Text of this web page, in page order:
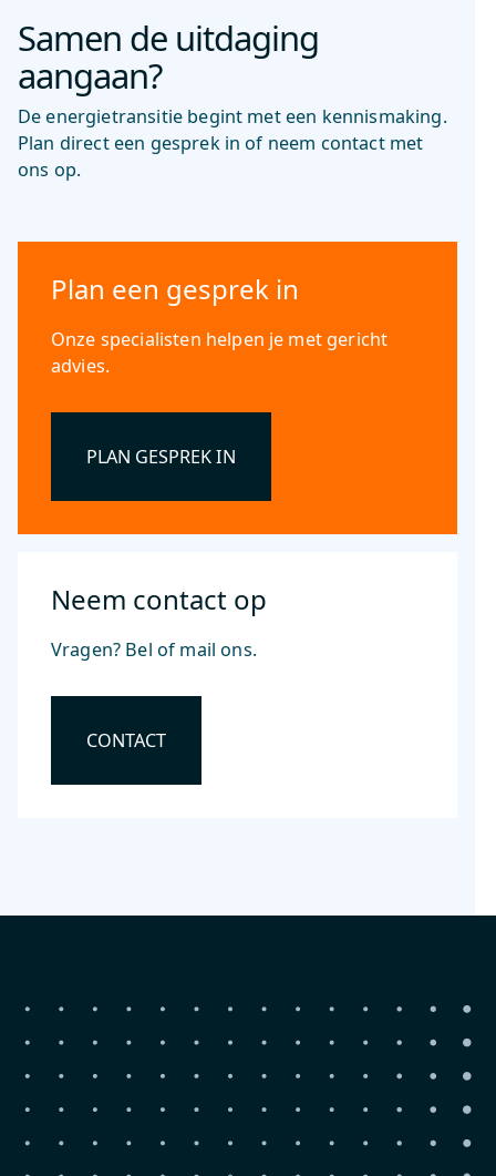
Samen de uitdaging
aangaan?
De energietransitie begint met een kennismaking.
Plan direct een gesprek in of neem contact met
ons op.
Plan een gesprek in
Onze specialisten helpen je met gericht
advies.
PLAN GESPREK IN
Neem contact op
Vragen? Bel of mail ons.
CONTACT